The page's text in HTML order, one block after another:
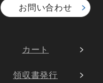
お問い合わせ
カート
領収書発行